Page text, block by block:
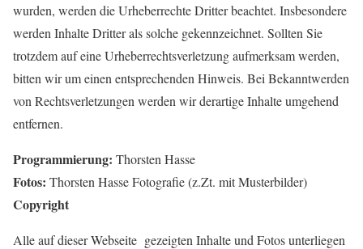
wurden, werden die Urheberrechte Dritter beachtet. Insbesondere
werden Inhalte Dritter als solche gekennzeichnet. Sollten Sie
trotzdem auf eine Urheberrechtsverletzung aufmerksam werden,
bitten wir um einen entsprechenden Hinweis. Bei Bekanntwerden
von Rechtsverletzungen werden wir derartige Inhalte umgehend
entfernen.
Programmierung: Thorsten Hasse
Fotos: Thorsten Hasse Fotografie (z.Zt. mit Musterbilder)
Copyright
Alle auf dieser Webseite gezeigten Inhalte und Fotos unterliegen